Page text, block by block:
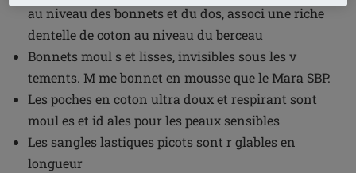
au niveau des bonnets et du dos, associ une riche
dentelle de coton au niveau du berceau
Bonnets moul s et lisses, invisibles sous les v
tements. M me bonnet en mousse que le Mara SBP.
Les poches en coton ultra doux et respirant sont
moul es et id ales pour les peaux sensibles
Les sangles lastiques picots sont r glables en
longueur